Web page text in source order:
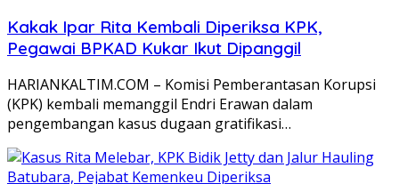
Kakak Ipar Rita Kembali Diperiksa KPK,
Pegawai BPKAD Kukar Ikut Dipanggil
HARIANKALTIM.COM – Komisi Pemberantasan Korupsi
(KPK) kembali memanggil Endri Erawan dalam
pengembangan kasus dugaan gratifikasi…